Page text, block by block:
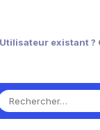
Utilisateur existant ?